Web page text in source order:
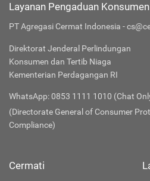
Layanan Pengaduan Konsumen
PT Agregasi Cermat Indonesia -
Direktorat Jenderal Perlindungan
Konsumen dan Tertib Niaga
Kementerian Perdagangan RI
WhatsApp: 0853 1111 1010 (Chat
(Directorate General of Consumer
Compliance)
Cermati